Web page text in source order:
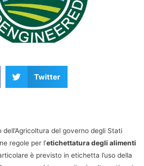
Twitter
dell’Agricoltura del governo degli Stati
regole per l’etichettatura degli alimenti
è previsto in etichetta l’uso della